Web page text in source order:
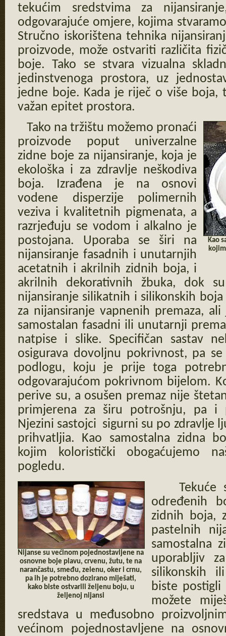
tekućim sredstvima za
odgovarajuće omjere, kojima
Stručno iskorištena tehnika
proizvode, može ostvariti različita
boje. Tako se stvara vizualna
jedinstvenoga prostora, uz
jedne boje. Kada je riječ o više boja,
važan epitet prostora.
Kao
Tako na tržištu možemo pronaći
proizvode poput univerzalne
zidne boje za nijansiranje, koja je
ekološka i za zdravlje neškodiva
boja. Izrađena je na osnovi
vodene disperzije polimernih
veziva i kvalitetnih pigmenata, a
razrjeđuju se vodom i alkalno je
postojana. Uporaba se širi na
nijansiranje fasadnih i unutarnjih
acetatnih i akrilnih zidnih boja, i
akrilnih dekorativnih žbuka, dok
nijansiranje silikatnih i silikonskih
za nijansiranje vapnenih premaza,
samostalan fasadni ili unutarnji
natpise i slike. Specifičan sastav
osigurava dovoljnu pokrivnost, pa
podlogu, koju je prije toga
odgovarajućom pokrivnom bijelom.
perive su, a osušen premaz nije
primjerena za širu potrošnju, pa i
Njezini sastojci sigurni su po zdravlje
prihvatljia. Kao samostalna zidna
kojim koloristički obogaćujemo
pogledu.
Nijanse su većinom pojednostavljene na
osnovne boje plavu, crvenu, žutu, te na
narančastu, smeđu, zelenu, oker i crnu,
pa ih je potrebno dozirano miješati,
kako biste ostvarili željenu boju, u
željenoj nijansi
Tekuće
određenih
zidnih boja,
pastelnih
samostalna
uporabljiv
silikonskih
biste
možete
sredstava u međusobno
većinom pojednostavljene na